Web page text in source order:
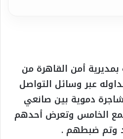
أمن القاهرة من
عبر وسائل التواصل
دموية بين صانعي
الخامس وتعرض أحدهم
وتم ضبطهم .